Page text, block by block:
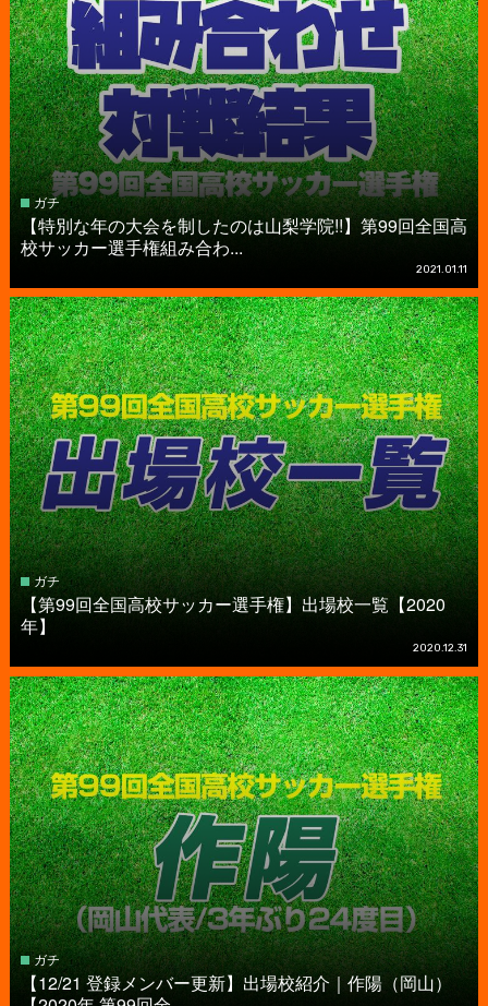
ガチ
【特別な年の大会を制したのは山梨学院!!】第99回全国高
校サッカー選手権組み合わ...
2021.01.11
ガチ
【第99回全国高校サッカー選手権】出場校一覧【2020
年】
2020.12.31
ガチ
【12/21 登録メンバー更新】出場校紹介｜作陽（岡山）